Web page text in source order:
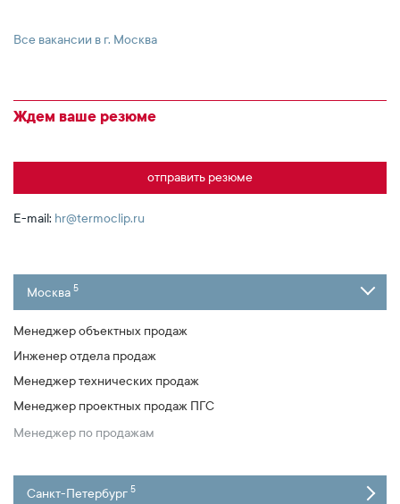
Все вакансии в г. Москва
Ждем ваше резюме
отправить резюме
E-mail: hr@termoclip.ru
Москва 5
Менеджер объектных продаж
Инженер отдела продаж
Менеджер технических продаж
Менеджер проектных продаж ПГС
Менеджер по продажам
Санкт-Петербург 5